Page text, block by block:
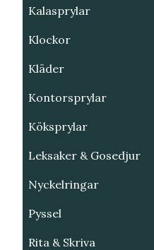
Kalasprylar
Klockor
Kläder
Kontorsprylar
Köksprylar
Leksaker & Gosedjur
Nyckelringar
Pyssel
Rita & Skriva